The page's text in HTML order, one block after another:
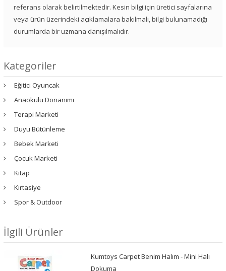
referans olarak belirtilmektedir. Kesin bilgi için üretici sayfalarına
veya ürün üzerindeki açıklamalara bakılmalı, bilgi bulunamadığı
durumlarda bir uzmana danışılmalıdır.
Kategoriler
Eğitici Oyuncak
Anaokulu Donanımı
Terapi Marketi
Duyu Bütünleme
Bebek Marketi
Çocuk Marketi
Kitap
Kırtasiye
Spor & Outdoor
İlgili Ürünler
Kumtoys Carpet Benim Halım - Mini Halı
Dokuma